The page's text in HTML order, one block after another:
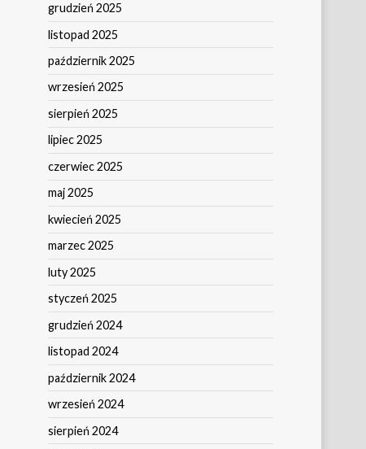
grudzień 2025
listopad 2025
październik 2025
wrzesień 2025
sierpień 2025
lipiec 2025
czerwiec 2025
maj 2025
kwiecień 2025
marzec 2025
luty 2025
styczeń 2025
grudzień 2024
listopad 2024
październik 2024
wrzesień 2024
sierpień 2024